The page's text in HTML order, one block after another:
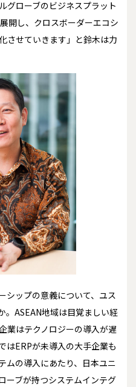
グローブのビジネスプラット
開し、クロスボーダーエコシ
させていきます」と鈴木は力
シップの意義について、ユス
。ASEAN地域は目覚ましい経
業はテクノロジーの導入が遅
はERPが未導入の大手企業も
ムの導入にあたり、日本ユニ
ーブが持つシステムインテグ